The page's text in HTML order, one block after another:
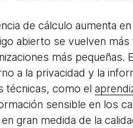
de cálculo aumenta
abierto se vuelven
más
a la privacidad y la
técnicas, como el
sensible en los
gran medida de la